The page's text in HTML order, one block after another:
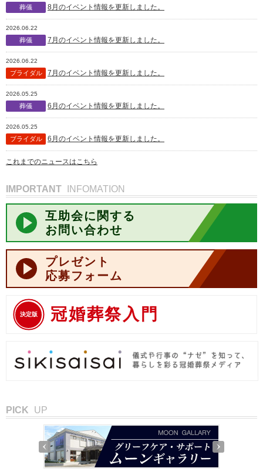
葬儀 8月のイベント情報を更新しました。
2026.06.22
葬儀 7月のイベント情報を更新しました。
2026.06.22
ブライダル 7月のイベント情報を更新しました。
2026.05.25
葬儀 6月のイベント情報を更新しました。
2026.05.25
ブライダル 6月のイベント情報を更新しました。
これまでのニュースはこちら
IMPORTANT INFOMATION
互助会に関する
お問い合わせ
プレゼント
応募フォーム
決定版 冠婚葬祭入門
PICK UP